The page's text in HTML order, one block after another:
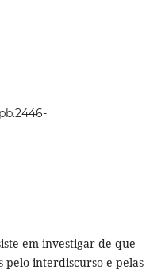
em investigar de que
pelo interdiscurso e pelas